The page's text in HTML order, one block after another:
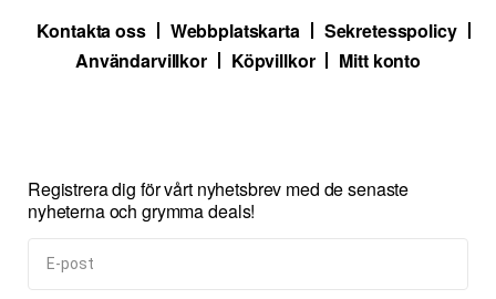
Kontakta oss Webbplatskarta
Sekretesspolicy
Användarvillkor
Köpvillkor Mitt konto
Registrera dig för vårt nyhetsbrev med de senaste
nyheterna och grymma deals!